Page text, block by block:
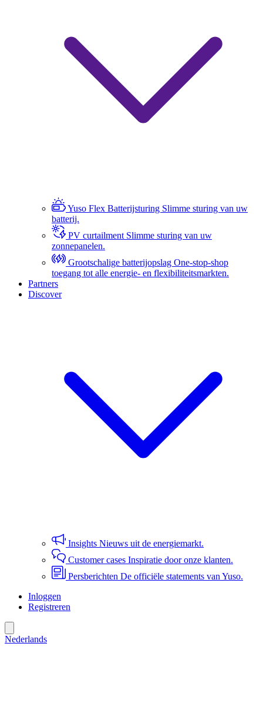
Yuso Flex Batterijsturing Slimme sturing van uw
batterij.
PV curtailment Slimme sturing van uw
zonnepanelen.
Grootschalige batterijopslag One-stop-shop
toegang tot alle energie- en flexibiliteitsmarkten.
Partners
Discover
Insights Nieuws uit de energiemarkt.
Customer cases Inspiratie door onze klanten.
Persberichten De officiële statements van Yuso.
Inloggen
Registreren
Nederlands